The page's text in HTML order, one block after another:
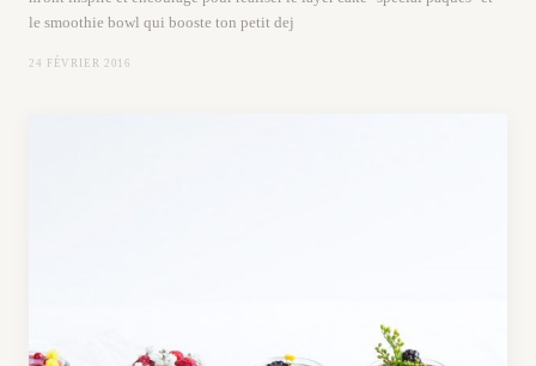
le smoothie bowl qui booste ton petit dej
24 FÉVRIER 2016